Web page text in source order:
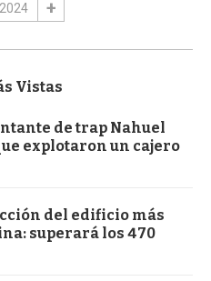
Vistas
de trap Nahuel
explotaron un cajero
del edificio más
superará los 470